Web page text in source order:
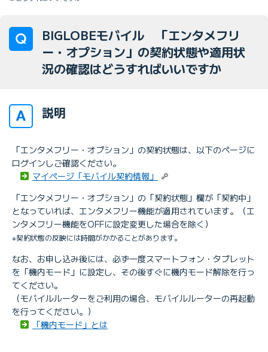
BIGLOBEモバイル 「エンタメフリ
ー・オプション」の契約状態や適用状
況の確認はどうすればいいですか
説明
「エンタメフリー・オプション」の契約状態は、以下のページに
ログインしご確認ください。
マイページ「モバイル契約情報」
「エンタメフリー・オプション」の「契約状態」欄が「契約中」
となっていれば、エンタメフリー機能が適用されています。（エ
ンタメフリー機能をOFFに設定変更した場合を除く）
※契約状態の反映には時間がかかることがあります。
なお、お申し込み後には、必ず一度スマートフォン・タブレット
を「機内モード」に設定し、その後すぐに機内モード解除を行っ
てください。
（モバイルルーターをご利用の場合、モバイルルーターの再起動
を行ってください。）
「機内モード」とは